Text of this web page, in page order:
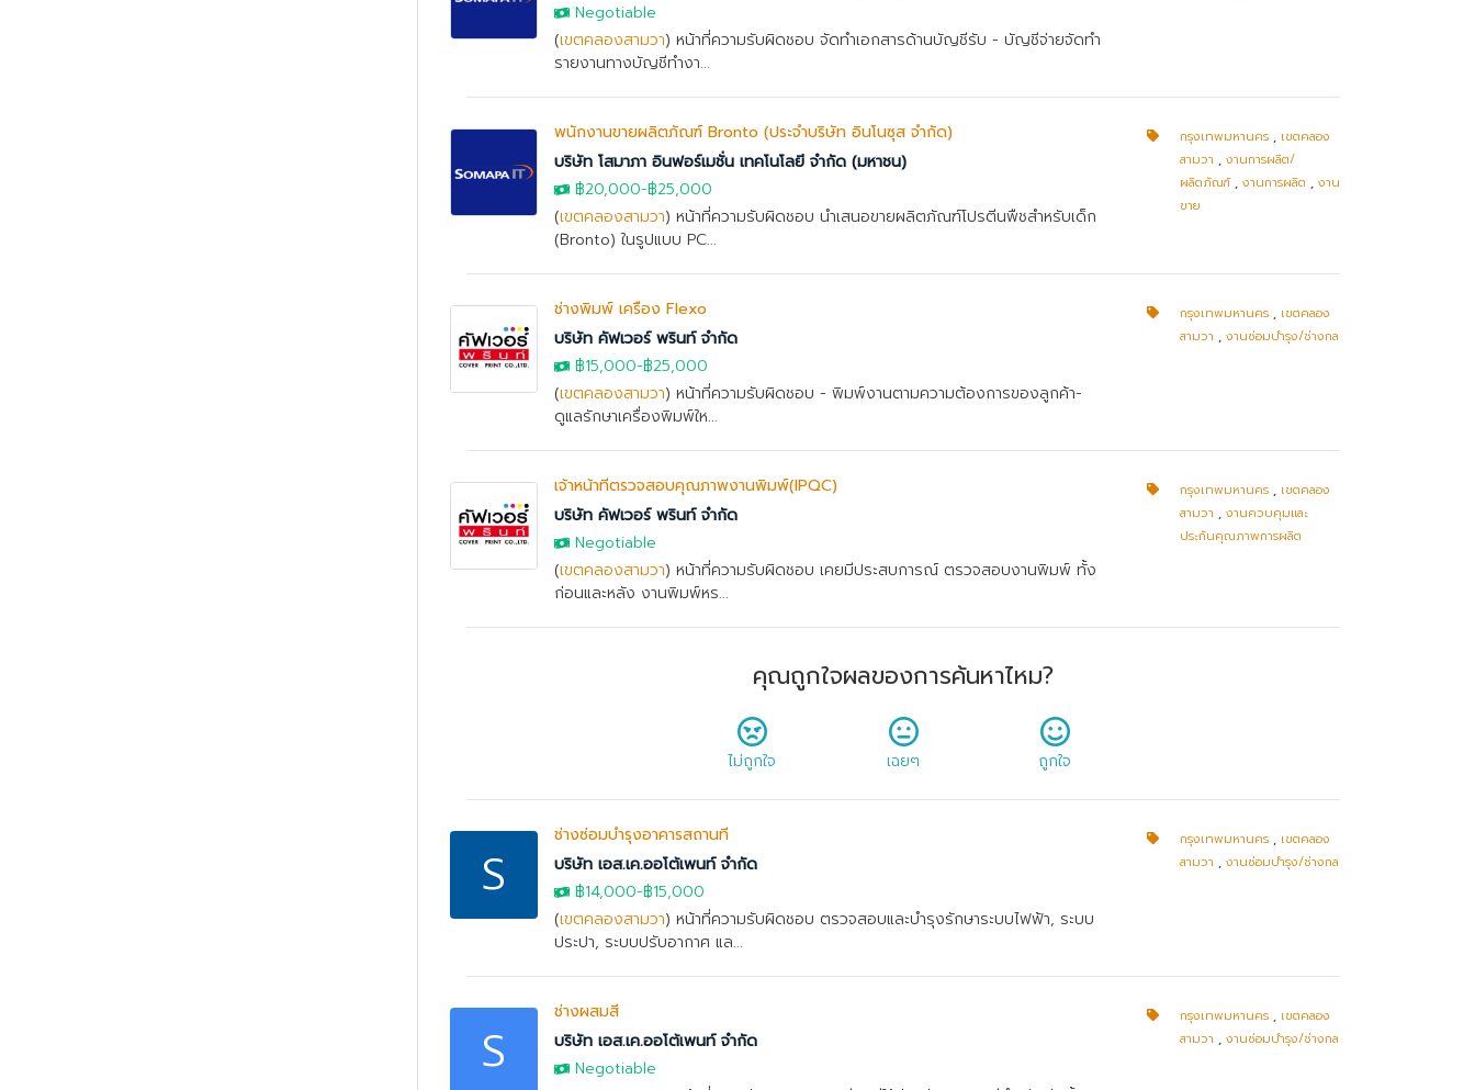
Negotiable
(เขตคลองสามวา) หน้าที่ความรับผิดชอบ จัดทำเอกสารด้านบัญชีรับ - บัญชีจ่ายจัดทำ
รายงานทางบัญชีทำงา...
พนักงานขายผลิตภัณฑ์ Bronto (ประจำบริษัท อินโนซุส จำกัด)
บริษัท โสมาภา อินฟอร์เมชั่น เทคโนโลยี จำกัด (มหาชน)
฿20,000-฿25,000
(เขตคลองสามวา) หน้าที่ความรับผิดชอบ นำเสนอขายผลิตภัณฑ์โปรตีนพืชสำหรับเด็ก
(Bronto) ในรูปแบบ PC...
กรุงเทพมหานคร , เขตคลอง
สามวา ,งานการผลิต/
ผลิตภัณฑ์,งานการผลิต ,งาน
ขาย
ช่างพิมพ์ เครื่อง Flexo
บริษัท คัฟเวอร์ พรินท์ จำกัด
฿15,000-฿25,000
(เขตคลองสามวา) หน้าที่ความรับผิดชอบ - พิมพ์งานตามความต้องการของลูกค้า-
ดูแลรักษาเครื่องพิมพ์ให...
กรุงเทพมหานคร , เขตคลอง
สามวา ,งานซ่อมบำรุง/ช่างกล
เจ้าหน้าที่ตรวจสอบคุณภาพงานพิมพ์(IPQC)
บริษัท คัฟเวอร์ พรินท์ จำกัด
Negotiable
(เขตคลองสามวา) หน้าที่ความรับผิดชอบ เคยมีประสบการณ์ ตรวจสอบงานพิมพ์ ทั้ง
ก่อนและหลัง งานพิมพ์หร...
กรุงเทพมหานคร , เขตคลอง
สามวา ,งานควบคุมและ
ประกันคุณภาพการผลิต
คุณถูกใจผลของการค้นหาไหม?
ไม่ถูกใจ เฉยๆ ถูกใจ
S
ช่างซ่อมบำรุงอาคารสถานที่
บริษัท เอส.เค.ออโต้เพนท์ จำกัด
฿14,000-฿15,000
(เขตคลองสามวา) หน้าที่ความรับผิดชอบ ตรวจสอบและบำรุงรักษาระบบไฟฟ้า, ระบบ
ประปา, ระบบปรับอากาศ แล...
กรุงเทพมหานคร , เขตคลอง
สามวา ,งานซ่อมบำรุง/ช่างกล
S
ช่างผสมสี
บริษัท เอส.เค.ออโต้เพนท์ จำกัด
Negotiable
กรุงเทพมหานคร , เขตคลอง
สามวา ,งานซ่อมบำรุง/ช่างกล